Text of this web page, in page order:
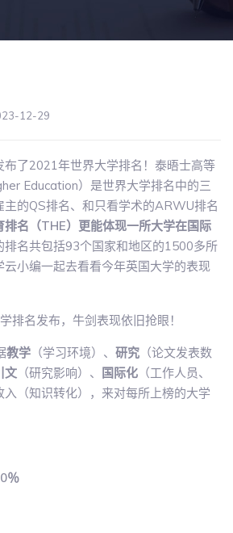
12-29
布了2021年世界大学排名！泰晤士高等
Education）是世界大学排名中的三
主的QS排名、和只看学术的ARWU排名
排名（THE）更能体现一所大学在国际
排名共包括93个国家和地区的1500多所
云小编一起去看看今年英国大学的表现
教学 （学习环境）、 研究 （论文发表数
文 （研究影响）、 国际化 （工作人员、
（知识转化），来对每所上榜的大学
％